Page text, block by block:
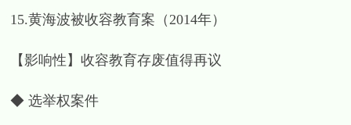
15.黄海波被收容教育案（2014年）
【影响性】收容教育存废值得再议
◆ 选举权案件